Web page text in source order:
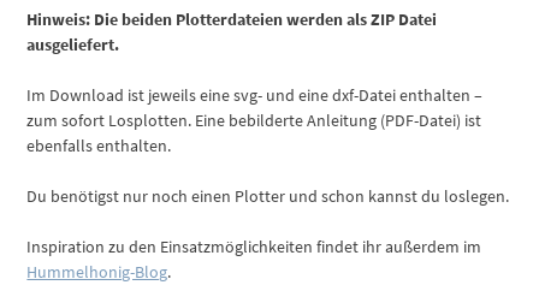
Hinweis: Die beiden Plotterdateien werden als ZIP Datei
ausgeliefert.
Im Download ist jeweils eine svg- und eine dxf-Datei enthalten –
zum sofort Losplotten. Eine bebilderte Anleitung (PDF-Datei) ist
ebenfalls enthalten.
Du benötigst nur noch einen Plotter und schon kannst du loslegen.
Inspiration zu den Einsatzmöglichkeiten findet ihr außerdem im
Hummelhonig-Blog.